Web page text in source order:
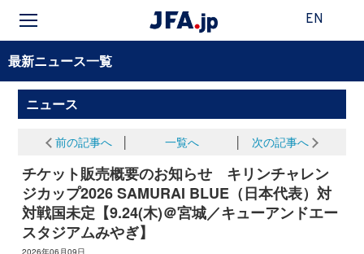
EN
最新ニュース一覧
ニュース
前の記事へ 一覧へ 次の記事へ
チケット販売概要のお知らせ キリンチャレン
ジカップ2026 SAMURAI BLUE（日本代表）対
対戦国未定【9.24(木)＠宮城／キューアンドエー
スタジアムみやぎ】
2026年06月09日